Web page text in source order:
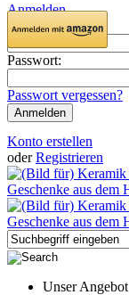
Anmelden
Email:
Passwort:
Passwort vergessen?
Konto erstellen
oder Registrieren
Unser Angebot